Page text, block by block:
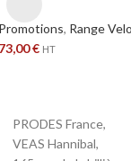
, Range
€ HT
PRODES France,
VEAS Hannibal,